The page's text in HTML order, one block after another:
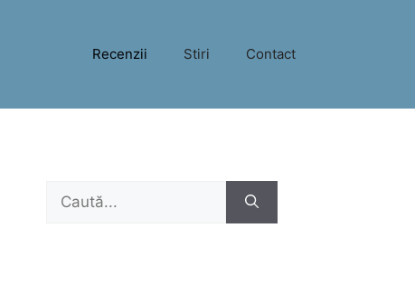
Recenzii Stiri Contact
Caută